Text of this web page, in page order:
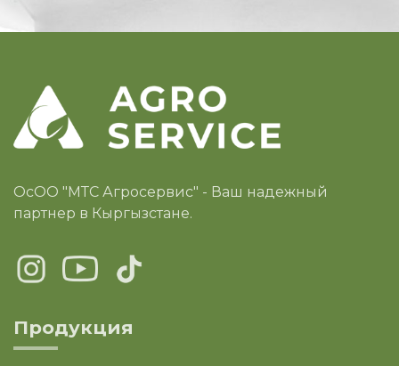
ОсОО "МТС Агросервис" - Ваш надежный
партнер в Кыргызстане.
Продукция